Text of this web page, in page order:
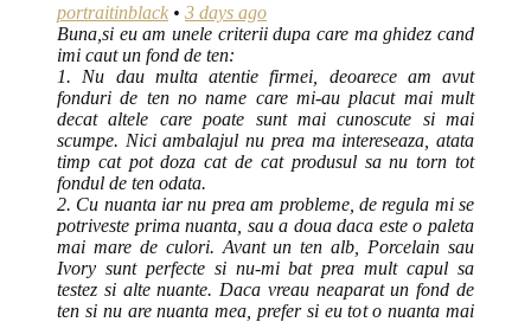
portraitinblack • 3 days ago
Buna,si eu am unele criterii dupa care ma ghidez cand
imi caut un fond de ten:
1. Nu dau multa atentie firmei, deoarece am avut
fonduri de ten no name care mi-au placut mai mult
decat altele care poate sunt mai cunoscute si mai
scumpe. Nici ambalajul nu prea ma intereseaza, atata
timp cat pot doza cat de cat produsul sa nu torn tot
fondul de ten odata.
2. Cu nuanta iar nu prea am probleme, de regula mi se
potriveste prima nuanta, sau a doua daca este o paleta
mai mare de culori. Avant un ten alb, Porcelain sau
Ivory sunt perfecte si nu-mi bat prea mult capul sa
testez si alte nuante. Daca vreau neaparat un fond de
ten si nu are nuanta mea, prefer si eu tot o nuanta mai